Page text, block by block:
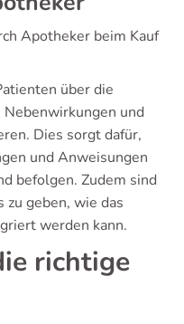
Apotheker beim Kauf
über die
und
Dies sorgt dafür,
und Anweisungen
befolgen. Zudem sind
zu geben, wie das
werden kann.
richtige